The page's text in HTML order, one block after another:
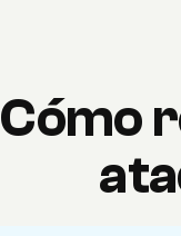
Cómo